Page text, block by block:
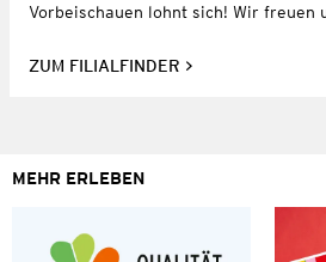
Vorbeischauen lohnt sich! Wir freuen
ZUM FILIALFINDER
MEHR ERLEBEN